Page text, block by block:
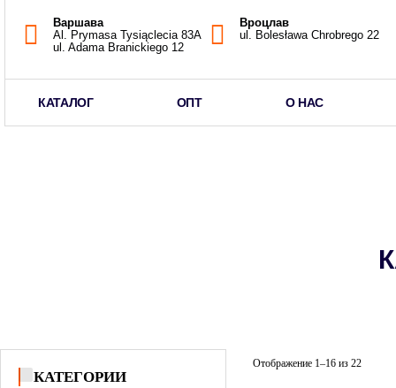
Варшава
Al. Prymasa Tysiąclecia 83A
ul. Adama Branickiego 12
Вроцлав
ul. Bolesława Chrobrego 22
КАТАЛОГ ОПТ О НАС
КАТЕГОРИИ
Отображение 1–16 из 22